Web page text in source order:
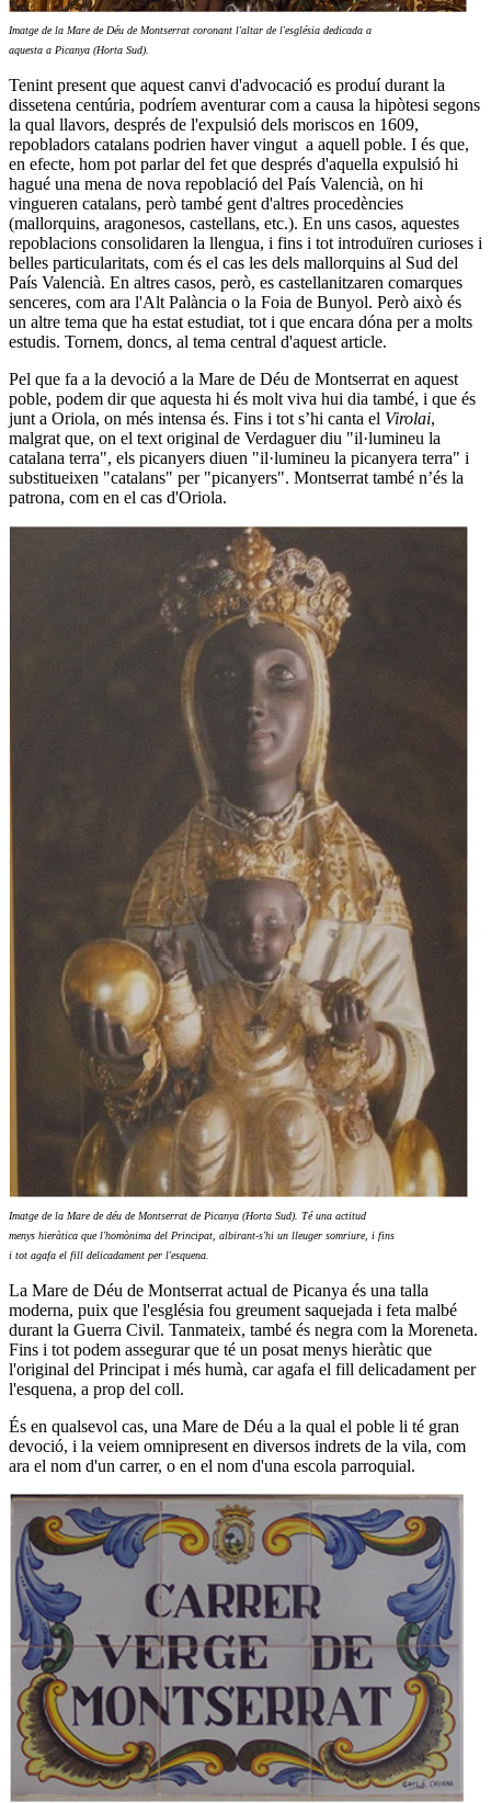
Imatge de la Mare de Déu de Montserrat coronant l'altar de l'església dedicada a
aquesta a Picanya (Horta Sud).
Tenint present que aquest canvi d'advocació es produí durant la
dissetena centúria, podríem aventurar com a causa la hipòtesi segons
la qual llavors, després de l'expulsió dels moriscos en 1609,
repobladors catalans podrien haver vingut a aquell poble. I és que,
en efecte, hom pot parlar del fet que després d'aquella expulsió hi
hagué una mena de nova repoblació del País Valencià, on hi
vingueren catalans, però també gent d'altres procedències
(mallorquins, aragonesos, castellans, etc.). En uns casos, aquestes
repoblacions consolidaren la llengua, i fins i tot introduïren curioses i
belles particularitats, com és el cas les dels mallorquins al Sud del
País Valencià. En altres casos, però, es castellanitzaren comarques
senceres, com ara l'Alt Palància o la Foia de Bunyol. Però això és
un altre tema que ha estat estudiat, tot i que encara dóna per a molts
estudis. Tornem, doncs, al tema central d'aquest article.
Pel que fa a la devoció a la Mare de Déu de Montserrat en aquest
poble, podem dir que aquesta hi és molt viva hui dia també, i que és
junt a Oriola, on més intensa és. Fins i tot s’hi canta el Virolai,
malgrat que, on el text original de Verdaguer diu "il·lumineu la
catalana terra", els picanyers diuen "il·lumineu la picanyera terra" i
substitueixen "catalans" per "picanyers". Montserrat també n’és la
patrona, com en el cas d'Oriola.
Imatge de la Mare de déu de Montserrat de Picanya (Horta Sud). Té una actitud
menys hieràtica que l'homònima del Principat, albirant-s'hi un lleuger somriure, i fins
i tot agafa el fill delicadament per l'esquena.
La Mare de Déu de Montserrat actual de Picanya és una talla
moderna, puix que l'església fou greument saquejada i feta malbé
durant la Guerra Civil. Tanmateix, també és negra com la Moreneta.
Fins i tot podem assegurar que té un posat menys hieràtic que
l'original del Principat i més humà, car agafa el fill delicadament per
l'esquena, a prop del coll.
És en qualsevol cas, una Mare de Déu a la qual el poble li té gran
devoció, i la veiem omnipresent en diversos indrets de la vila, com
ara el nom d'un carrer, o en el nom d'una escola parroquial.